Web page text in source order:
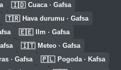
🇮🇩 Cuaca · Gafsa
🇹🇷 Hava durumu · Gafsa
🇪🇪 Ilm · Gafsa
🇮🇹 Meteo · Gafsa
· Gafsa 🇵🇱 Pogoda · Kafsa